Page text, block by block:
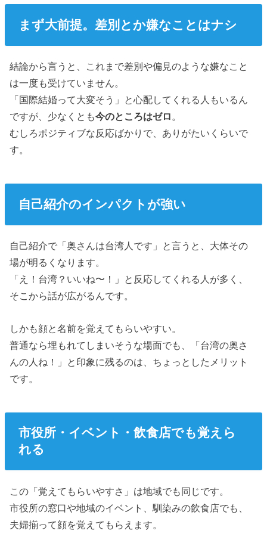
まず大前提。差別とか嫌なことはナシ
結論から言うと、これまで差別や偏見のような嫌なこと
は一度も受けていません。
「国際結婚って大変そう」と心配してくれる人もいるん
ですが、少なくとも今のところはゼロ 。
むしろポジティブな反応ばかりで、ありがたいくらいで
す。
自己紹介のインパクトが強い
自己紹介で「奥さんは台湾人です」と言うと、大体その
場が明るくなります。
「え！台湾？いいね〜！」と反応してくれる人が多く、
そこから話が広がるんです。
しかも顔と名前を覚えてもらいやすい。
普通なら埋もれてしまいそうな場面でも、「台湾の奥さ
んの人ね！」と印象に残るのは、ちょっとしたメリット
です。
市役所・イベント・飲食店でも覚えら
れる
この「覚えてもらいやすさ」は地域でも同じです。
市役所の窓口や地域のイベント、馴染みの飲食店でも、
夫婦揃って顔を覚えてもらえます。